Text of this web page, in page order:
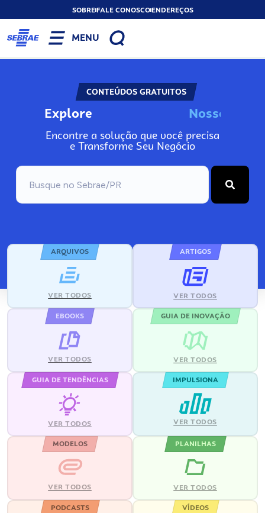
SOBREFALE CONOSCOENDEREÇOS
MENU
CONTEÚDOS GRATUITOS
Explore Nosso
Encontre a solução que você precisa
e Transforme Seu Negócio
ARQUIVOS
VER TODOS
ARTIGOS
VER TODOS
EBOOKS
VER TODOS
GUIA DE INOVAÇÃO
VER TODOS
GUIA DE TENDÊNCIAS
VER TODOS
IMPULSIONA
VER TODOS
MODELOS
VER TODOS
PLANILHAS
VER TODOS
PODCASTS VÍDEOS